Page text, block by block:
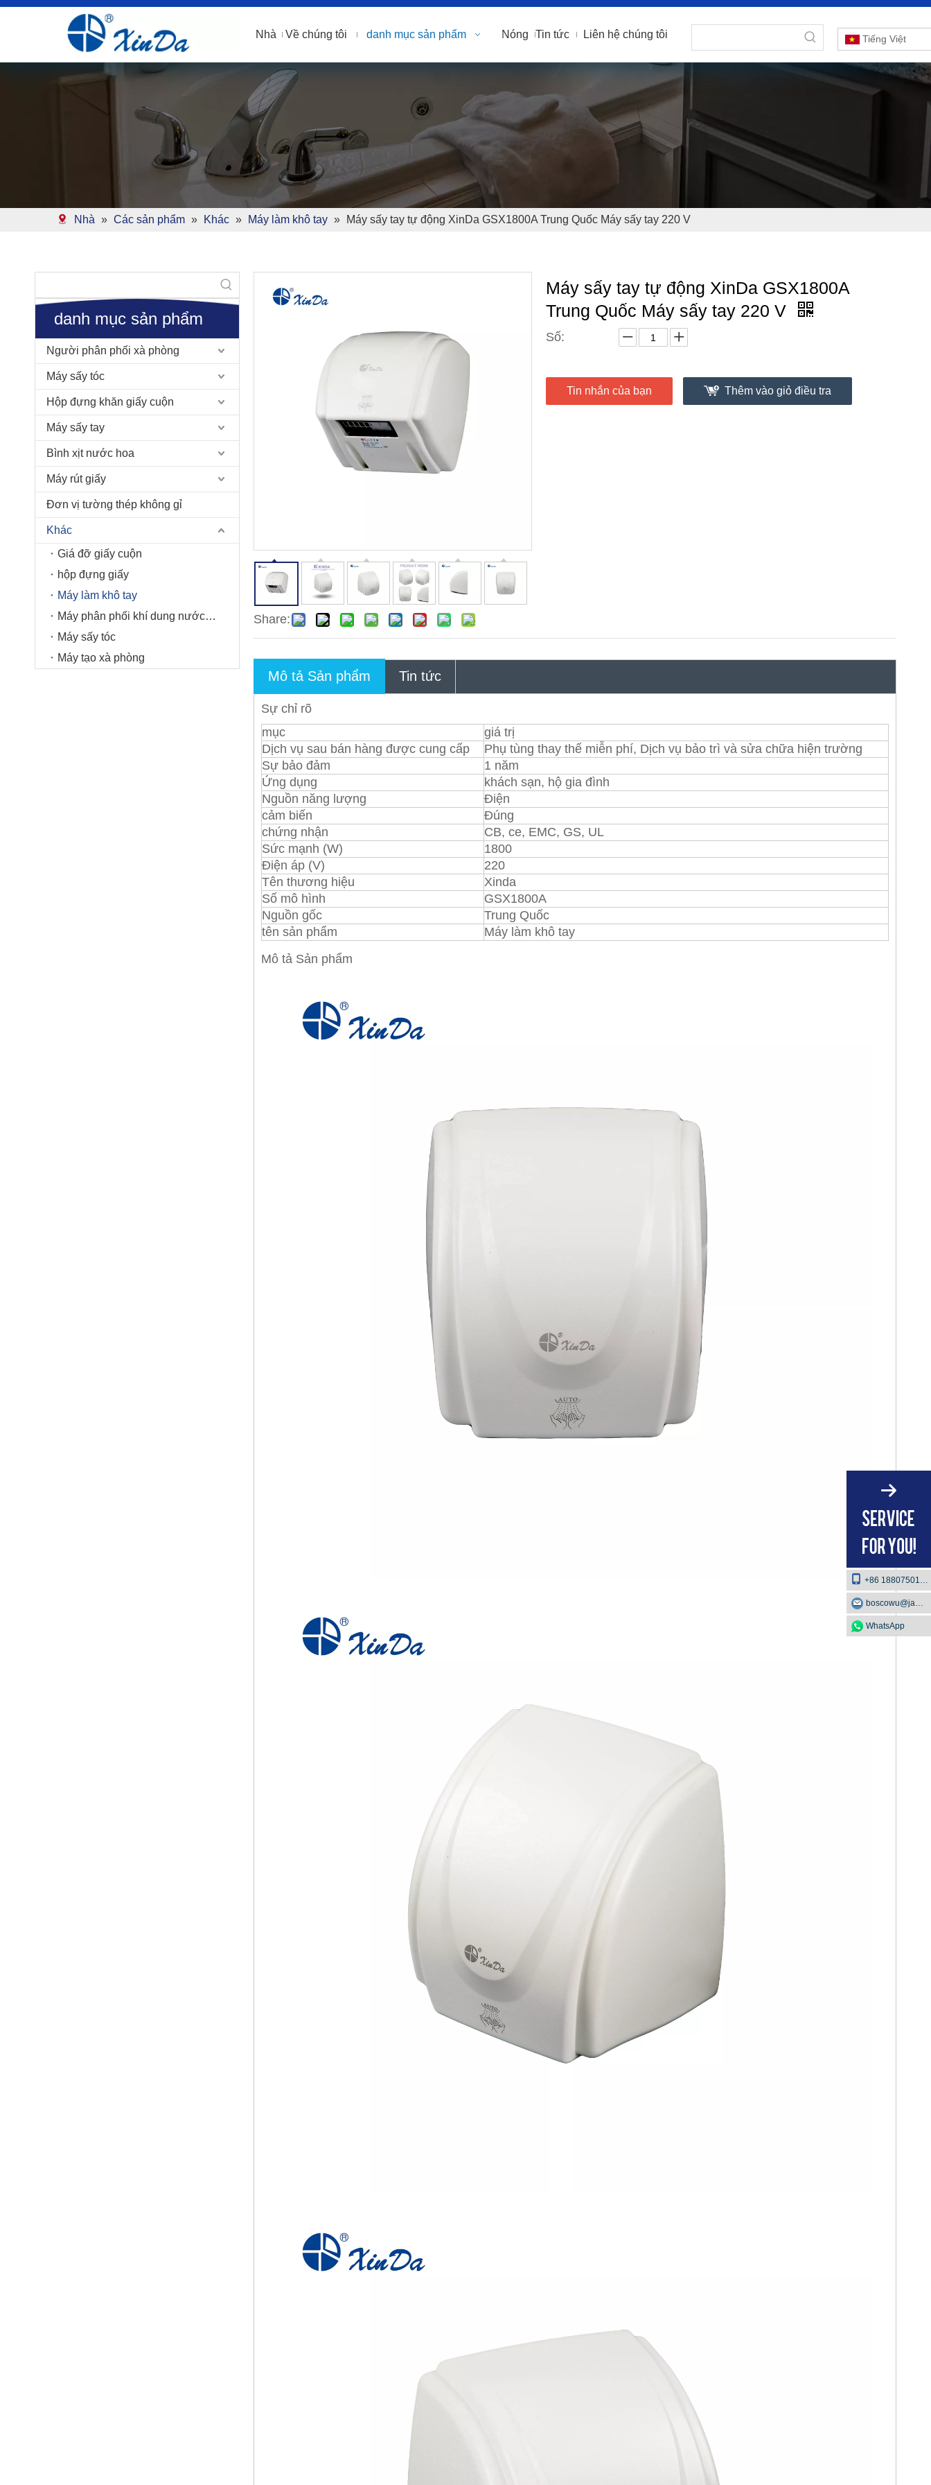
Nhà Về chúng tôi danh mục sản phẩm Nóng Tin tức Liên hệ chúng tôi Tiếng Việt
Nhà » Các sản phẩm » Khác » Máy làm khô tay » Máy sấy tay tự động XinDa GSX1800A Trung Quốc Máy sấy tay 220 V
danh mục sản phẩm
Người phân phối xà phòng
Máy sấy tóc
Hộp đựng khăn giấy cuộn
Máy sấy tay
Bình xịt nước hoa
Máy rút giấy
Đơn vị tường thép không gỉ
Khác
Giá đỡ giấy cuộn
hộp đựng giấy
Máy làm khô tay
Máy phân phối khí dung nước hoa
Máy sấy tóc
Máy tạo xà phòng
Share:
Máy sấy tay tự động XinDa GSX1800A
Trung Quốc Máy sấy tay 220 V
Số:
Tin nhắn của bạn Thêm vào giỏ điều tra
Mô tả Sản phẩm Tin tức
Sự chỉ rõ
mục
giá trị
Dịch vụ sau bán hàng được cung cấp
Phụ tùng thay thế miễn phí, Dịch vụ bảo trì và sửa chữa hiện trường
Sự bảo đảm
1 năm
Ứng dụng
khách sạn, hộ gia đình
Nguồn năng lượng
Điện
cảm biến
Đúng
chứng nhận
CB, ce, EMC, GS, UL
Sức mạnh (W)
1800
Điện áp (V)
220
Tên thương hiệu
Xinda
Số mô hình
GSX1800A
Nguồn gốc
Trung Quốc
tên sản phẩm
Máy làm khô tay
Mô tả Sản phẩm
+86 18807501129
WhatsApp